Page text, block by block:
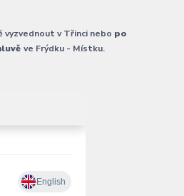
vyzvednout v Třinci nebo po
ve Frýdku - Místku.